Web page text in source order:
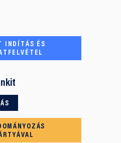
INDÍTÁS ÉS